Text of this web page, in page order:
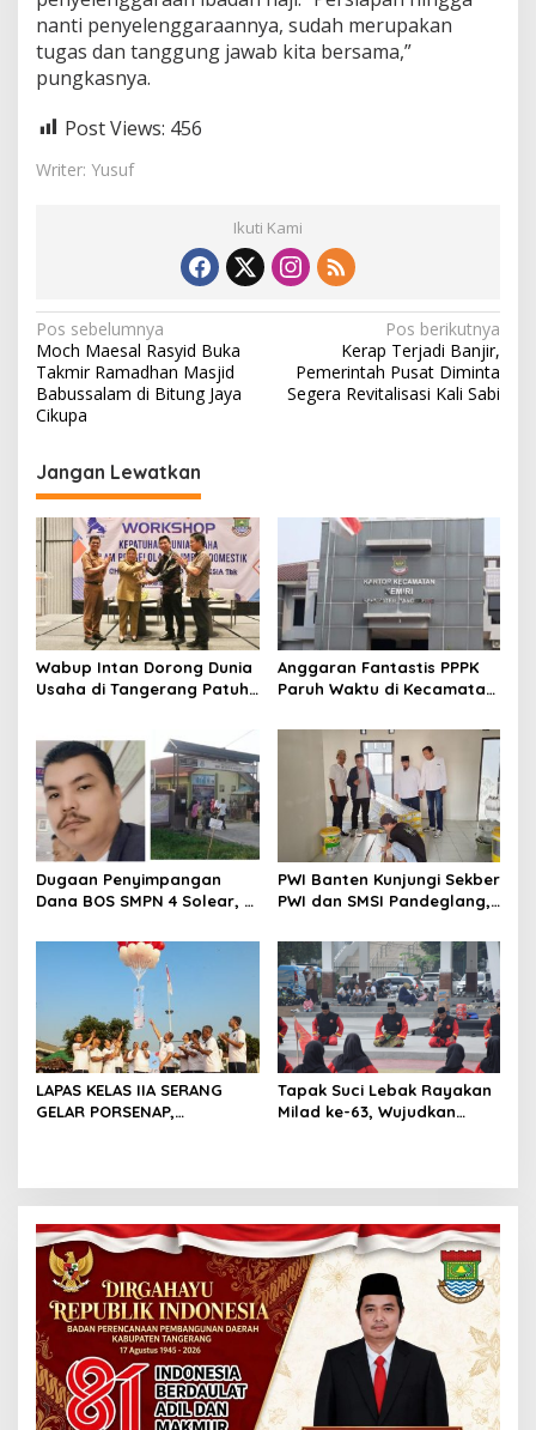
nanti penyelenggaraannya, sudah merupakan
tugas dan tanggung jawab kita bersama,”
pungkasnya.
Post Views: 456
Writer: Yusuf
Ikuti Kami
N
a
v
g
a
s
i
p
o
s
Pos sebelumnya
Moch Maesal Rasyid Buka
Takmir Ramadhan Masjid
Babussalam di Bitung Jaya
Cikupa
Pos berikutnya
Kerap Terjadi Banjir,
Pemerintah Pusat Diminta
Segera Revitalisasi Kali Sabi
Jangan Lewatkan
Wabup Intan Dorong Dunia
Usaha di Tangerang Patuh
Anggaran Fantastis PPPK
Paruh Waktu di Kecamatan
Kaperwil Banten Soroti
Minim Transparansi
Dugaan Penyimpangan
Dana BOS SMPN 4 Solear, L
Janggal Hingga Ratusan
PWI Banten Kunjungi Sekber
PWI dan SMSI Pandeglang,
Konferensi Organisasi
LAPAS KELAS IIA SERANG
GELAR PORSENAP,
Tapak Suci Lebak Rayakan
Milad ke-63, Wujudkan